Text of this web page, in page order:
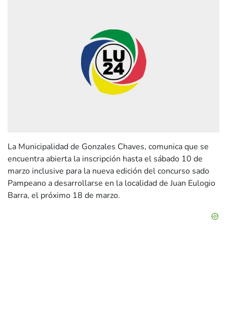
La Municipalidad de Gonzales Chaves, comunica que se
encuentra abierta la inscripción hasta el sábado 10 de
marzo inclusive para la nueva edición del concurso sado
Pampeano a desarrollarse en la localidad de Juan Eulogio
Barra, el próximo 18 de marzo.